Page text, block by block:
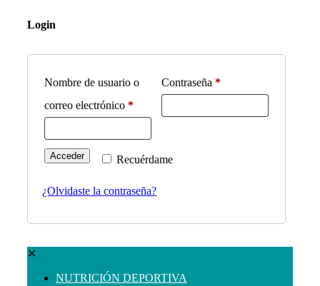
Login
Nombre de usuario o
correo electrónico *
Contraseña *
Recuérdame
Acceder
¿Olvidaste la contraseña?
✕
NUTRICIÓN DEPORTIVA